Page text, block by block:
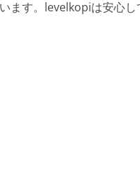
ます。levelkopiは安心し